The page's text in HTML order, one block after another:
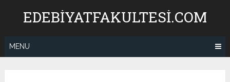
EDEBIYATFAKULTESI.COM
MENU